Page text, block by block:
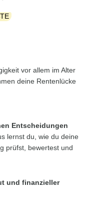
vor allem im Alter
deine Rentenlücke
Entscheidungen
lernst du, wie du deine
prüfst, bewertest und
und finanzieller